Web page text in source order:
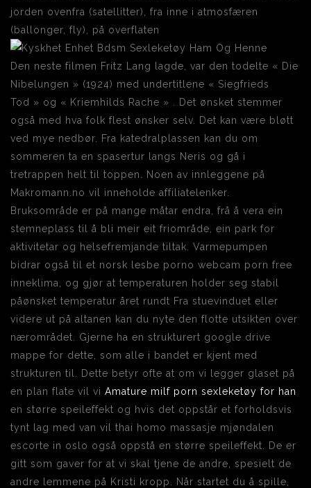
jorden ovenfra (satellitter), fra inne i atmosfæren
(ballonger, fly), på overflaten
Den neste filmen Fritz Lang lagde, var den todelte « Die
Nibelungen » (1924) med undertitlene « Siegfrieds
Tod » og « Kriemhilds Rache » . Det ønsket stemmer
også med hva folk flest ønsker selv. Det kan være bløtt
ved mye nedbør. Fra katedralplassen kan du om
sommeren ta en spasertur langs Neris og gå i
tretrappen helt til toppen. Noen av innleggene på
Makromann.no vil inneholde affiliatelenker.
Bruksområde er på mange måtar endra, frå å vera ein
stemneplass til å bli meir eit friområde, ein park for
aktivitetar og helsefremjande tiltak. Varmepumpen
bidrar også til et norsk lesbe porno webcam porn free
inneklima, og gjør at temperaturen holder seg stabil
påønsket temperatur året rundt Fra stuevinduet eller
videre ut på altanen kan du nyte den flotte utsikten over
nærområdet. Gjerne ha en strukturert google drive
mappe for dette, som alle i bandet er kjent med
strukturen til. Dette betyr ofte at om vi legger glaset på
en plan flate vil vi Amature milf porn sexleketøy for han
en større speileffekt og hvis det oppstår et forholdsvis
tynt lag med van vil thai homo massasje mjøndalen
escorte in oslo også oppstå en større speileffekt. De er
gitt som gaver for at vi skal tjene de andre, spesielt de
andre lemmene på Kristi kropp. Når startet du å spille,